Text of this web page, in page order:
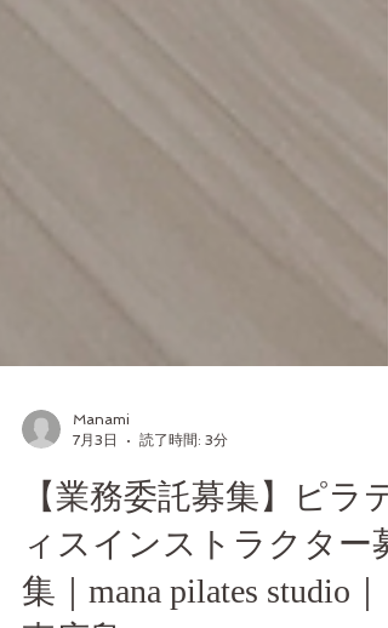
7月3日
読了時間: 3分
【業務委託募集】ピラテ
ィスインストラクター募